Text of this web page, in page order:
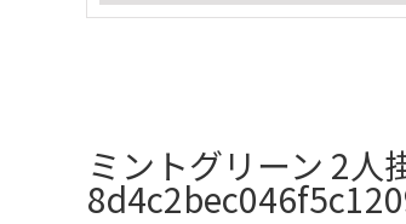
ミントグリーン 2人